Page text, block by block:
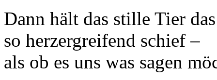
Dann hält das stille Tier
so herzergreifend schief –
als ob es uns was sagen